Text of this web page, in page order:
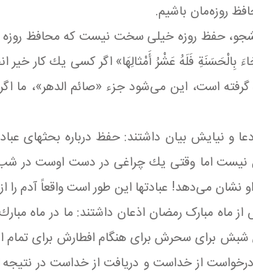
روزه‌مان باشیم.
حفظ روزه خیلی سخت نیست كه محافظ
فَلَهُ عَشْرُ أَمْثالِهَا» اگر كسی یك كار خیر
گرفته است، این می‌شود جزء «صائم الدهر»،
و نیایش بیان داشتند: حفظ درباره
نیست اما وقتی یك چراغی در دست اوست در
نشان می‌دهد! عبادتها این ‌طور است واقعاً آدم
از ماه مبارک رمضان اذعان داشتند: ما در ماه
برای سحرش برای هنگام افطارش برای
درخواست از خداست و دریافت از خداست در